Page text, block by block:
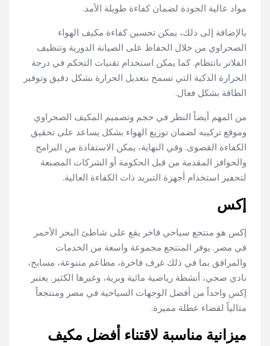
مواد عالية الجودة لضمان كفاءة طويلة الأمد.
بالإضافة إلى ذلك، يمكن تحسين كفاءة مكيف الهواء
الصحراوي من خلال الحفاظ على الصيانة الدورية وتنظيف
الفلاتر بانتظام. كما يمكن استخدام تقنيات التحكم في درجة
الحرارة الذكية التي تسمح بتعديل الحرارة بشكل دقيق وتوفير
الطاقة بشكل فعال.
من المهم أيضاً النظر في حجم وتصميم المكيف الصحراوي
وموقع تركيبه لضمان توزيع الهواء بشكل يساعد على تحقيق
الكفاءة القصوى. وفي النهاية، يمكن الاستفادة من البرامج
والحوافز المقدمة من قبل الحكومة أو الشركات المصنعة
لتحفيز استخدام أجهزة التبريد ذات الكفاءة العالية.
إكس
إكس هو منتجع سياحي فاخر يقع على شاطئ البحر الأحمر
في مصر. يوفر المنتجع مجموعة واسعة من الخدمات
والمرافق بما في ذلك غرف فاخرة، مطاعم متنوعة، مسابح،
نادي صحي، أنشطة رياضية مائية وبرية، وغيرها الكثير. يعتبر
إكس واحداً من أفضل الوجهات السياحية في مصر ومنتجعاً
مثالياً لقضاء عطلة مميزة.
ميزانية مناسبة لاقتناء أفضل مكيف